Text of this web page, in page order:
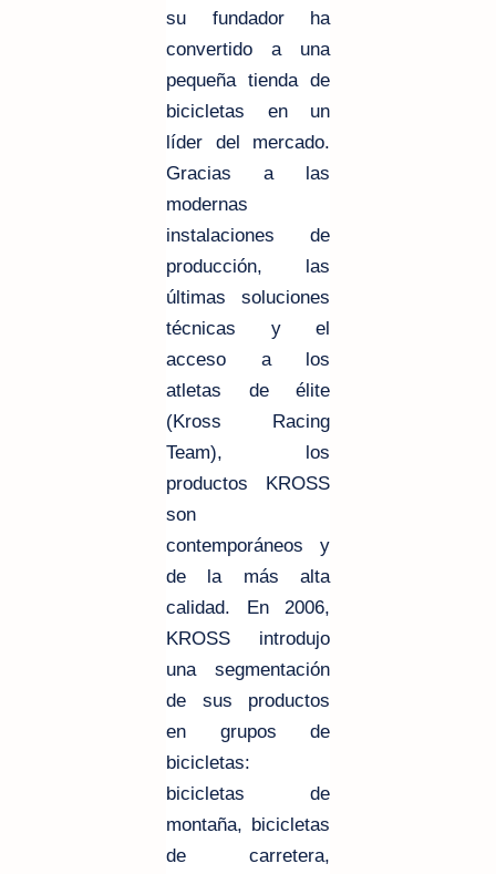
su fundador ha
convertido a una
pequeña tienda de
bicicletas en un
líder del mercado.
Gracias a las
modernas
instalaciones de
producción, las
últimas soluciones
técnicas y el
acceso a los
atletas de élite
(Kross Racing
Team), los
productos KROSS
son
contemporáneos y
de la más alta
calidad. En 2006,
KROSS introdujo
una segmentación
de sus productos
en grupos de
bicicletas:
bicicletas de
montaña, bicicletas
de carretera,